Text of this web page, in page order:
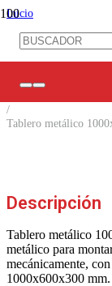
Inicio
Tableros / Cajas de
/
Tablero metálico
Descripción
Tablero metálico
metálico para
mecánicamente,
1000x600x300 mm.